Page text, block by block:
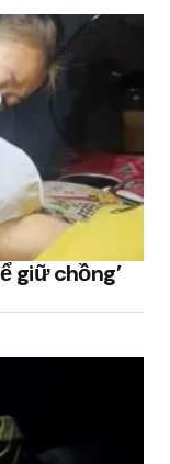
giữ chồng’